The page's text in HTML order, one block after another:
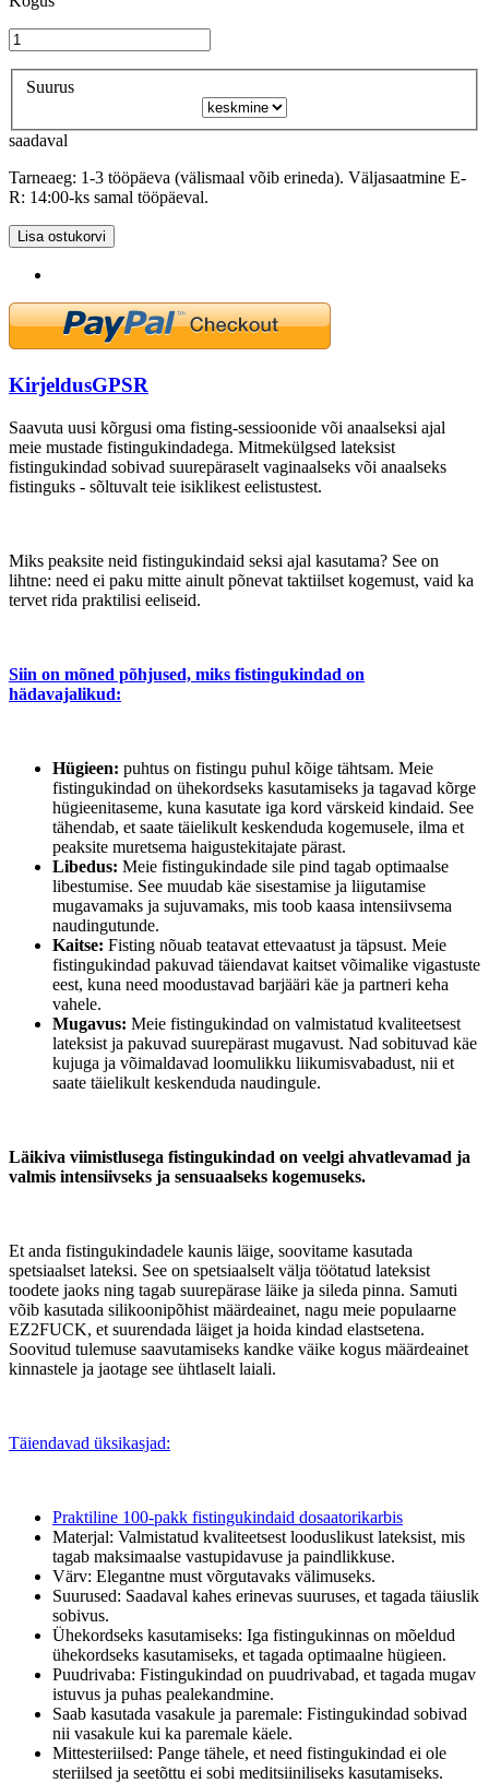
Suurus
saadaval
Tarneaeg: 1-3 tööpäeva (välismaal võib erineda). Väljasaatmine E-
R: 14:00-ks samal tööpäeval.
Lisa ostukorvi
KirjeldusGPSR
Saavuta uusi kõrgusi oma fisting-sessioonide või anaalseksi ajal
meie mustade fistingukindadega. Mitmekülgsed lateksist
fistingukindad sobivad suurepäraselt vaginaalseks või anaalseks
fistinguks - sõltuvalt teie isiklikest eelistustest.
Miks peaksite neid fistingukindaid seksi ajal kasutama? See on
lihtne: need ei paku mitte ainult põnevat taktiilset kogemust, vaid ka
tervet rida praktilisi eeliseid.
Siin on mõned põhjused, miks fistingukindad on
hädavajalikud:
Hügieen: puhtus on fistingu puhul kõige tähtsam. Meie
fistingukindad on ühekordseks kasutamiseks ja tagavad kõrge
hügieenitaseme, kuna kasutate iga kord värskeid kindaid. See
tähendab, et saate täielikult keskenduda kogemusele, ilma et
peaksite muretsema haigustekitajate pärast.
Libedus: Meie fistingukindade sile pind tagab optimaalse
libestumise. See muudab käe sisestamise ja liigutamise
mugavamaks ja sujuvamaks, mis toob kaasa intensiivsema
naudingutunde.
Kaitse: Fisting nõuab teatavat ettevaatust ja täpsust. Meie
fistingukindad pakuvad täiendavat kaitset võimalike vigastuste
eest, kuna need moodustavad barjääri käe ja partneri keha
vahele.
Mugavus: Meie fistingukindad on valmistatud kvaliteetsest
lateksist ja pakuvad suurepärast mugavust. Nad sobituvad käe
kujuga ja võimaldavad loomulikku liikumisvabadust, nii et
saate täielikult keskenduda naudingule.
Läikiva viimistlusega fistingukindad on veelgi ahvatlevamad ja
valmis intensiivseks ja sensuaalseks kogemuseks.
Et anda fistingukindadele kaunis läige, soovitame kasutada
spetsiaalset lateksi. See on spetsiaalselt välja töötatud lateksist
toodete jaoks ning tagab suurepärase läike ja sileda pinna. Samuti
võib kasutada silikoonipõhist määrdeainet, nagu meie populaarne
EZ2FUCK, et suurendada läiget ja hoida kindad elastsetena.
Soovitud tulemuse saavutamiseks kandke väike kogus määrdeainet
kinnastele ja jaotage see ühtlaselt laiali.
Täiendavad üksikasjad:
Praktiline 100-pakk fistingukindaid dosaatorikarbis
Materjal: Valmistatud kvaliteetsest looduslikust lateksist, mis
tagab maksimaalse vastupidavuse ja paindlikkuse.
Värv: Elegantne must võrgutavaks välimuseks.
Suurused: Saadaval kahes erinevas suuruses, et tagada täiuslik
sobivus.
Ühekordseks kasutamiseks: Iga fistingukinnas on mõeldud
ühekordseks kasutamiseks, et tagada optimaalne hügieen.
Puudrivaba: Fistingukindad on puudrivabad, et tagada mugav
istuvus ja puhas pealekandmine.
Saab kasutada vasakule ja paremale: Fistingukindad sobivad
nii vasakule kui ka paremale käele.
Mittesteriilsed: Pange tähele, et need fistingukindad ei ole
steriilsed ja seetõttu ei sobi meditsiiniliseks kasutamiseks.